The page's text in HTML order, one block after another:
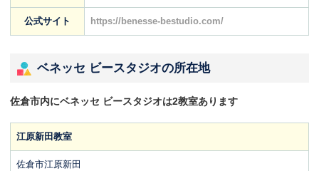
公式サイト https://benesse-bestudio.com/
ベネッセ ビースタジオの所在地
佐倉市内にベネッセ ビースタジオは2教室あります
江原新田教室
佐倉市江原新田